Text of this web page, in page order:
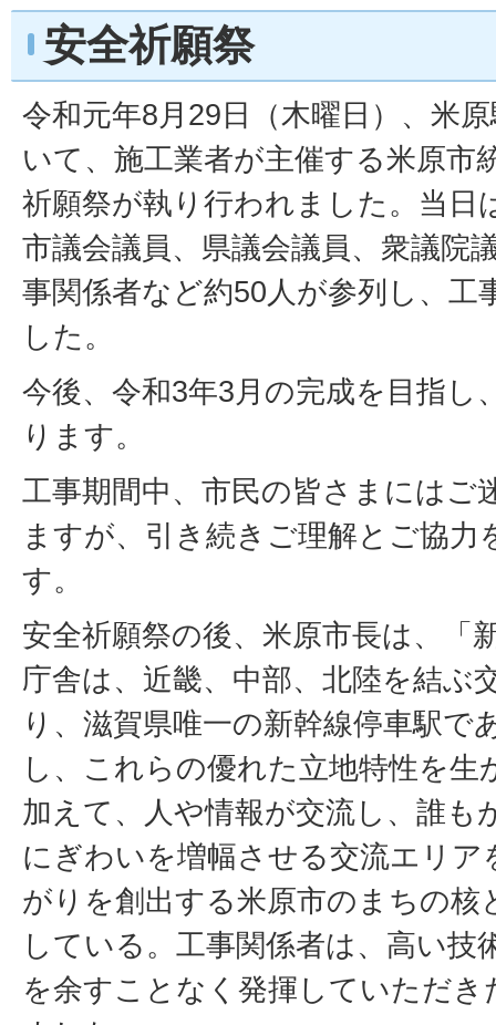
安全祈願祭
令和元年8月29日（木曜日）、米
いて、施工業者が主催する米原市
祈願祭が執り行われました。当日
市議会議員、県議会議員、衆議院
事関係者など約50人が参列し、工
した。
今後、令和3年3月の完成を目指し
ります。
工事期間中、市民の皆さまにはご
ますが、引き続きご理解とご協力
す。
安全祈願祭の後、米原市長は、「
庁舎は、近畿、中部、北陸を結ぶ
り、滋賀県唯一の新幹線停車駅で
し、これらの優れた立地特性を生
加えて、人や情報が交流し、誰も
にぎわいを増幅させる交流エリア
がりを創出する米原市のまちの核
している。工事関係者は、高い技
を余すことなく発揮していただ